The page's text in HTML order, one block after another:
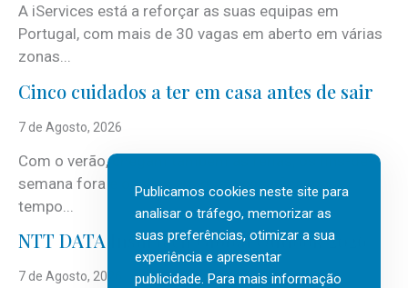
A iServices está a reforçar as suas equipas em
Portugal, com mais de 30 vagas em aberto em várias
zonas...
Cinco cuidados a ter em casa antes de sair
7 de Agosto, 2026
Com o verão, chegam também as férias, os fins-de-
semana fora e os dias em que a casa fica mais
tempo...
NTT DATA Insurtech Global Outlook 2026
7 de Agosto, 2026
Publicamos cookies neste site para
analisar o tráfego, memorizar as
suas preferências, otimizar a sua
experiência e apresentar
publicidade. Para mais informação